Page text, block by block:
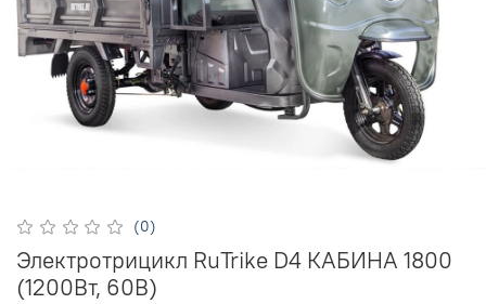
(0)
Электротрицикл RuTrike D4 КАБИНА 1800
(1200Вт, 60B)